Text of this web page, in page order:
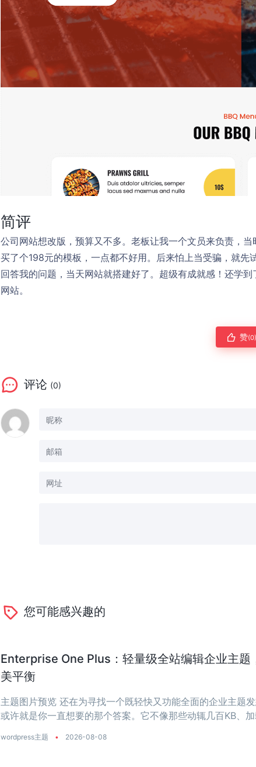
简评
公司网站想改版，预算又不多。老板让我一个文员来负责，
买了个198元的模板，一点都不好用。后来怕上当受骗，就
回答我的问题，当天网站就搭建好了。超级有成就感！还学
网站。
赞(0)
评论 (0)
您可能感兴趣的
Enterprise One Plus：轻量级全站编辑企业主题
美平衡
主题图片预览 还在为寻找一个既轻快又功能全面的企业主题
或许就是你一直想要的那个答案。它不像那些动辄几百KB、
wordpress主题 • 2026-08-08